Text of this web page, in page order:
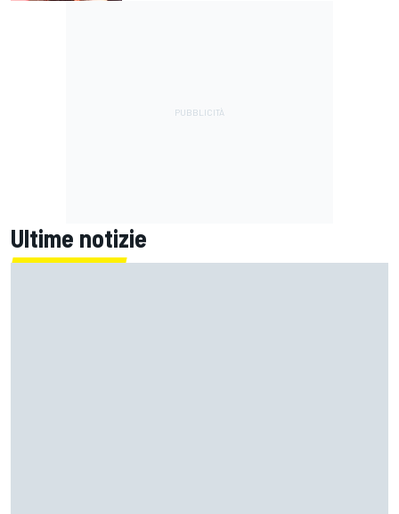
Ultime notizie